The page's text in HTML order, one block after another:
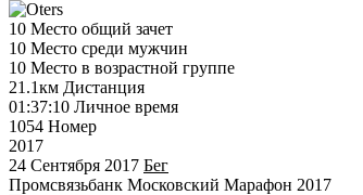
10 Место общий зачет
10 Место среди мужчин
10 Место в возрастной группе
21.1км Дистанция
01:37:10 Личное время
1054 Номер
2017
24 Сентября 2017 Бег
Промсвязьбанк Московский Марафон 2017